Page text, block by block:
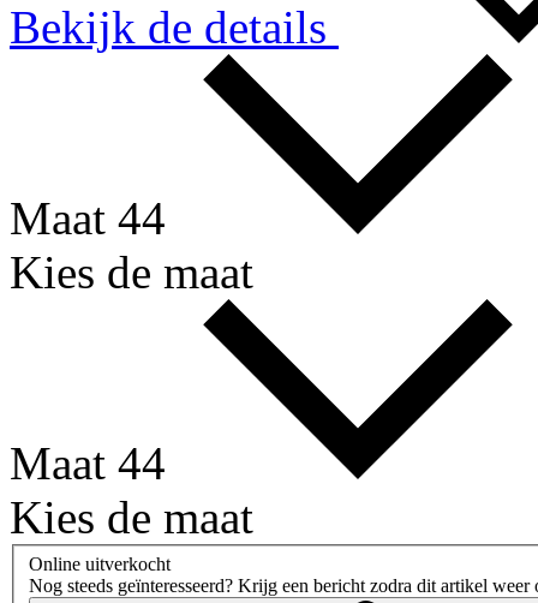
Bekijk de details
Maat 44
Kies de maat
Maat 44
Kies de maat
Online uitverkocht
Nog steeds geïnteresseerd? Krijg een bericht zodra dit artikel weer